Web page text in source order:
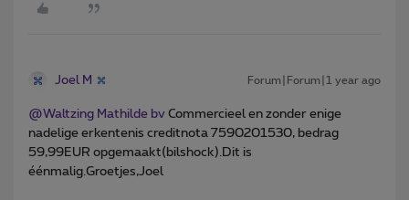
Joel M Forum|Forum|1 year ago
@Waltzing Mathilde bv Commercieel en zonder enige
nadelige erkentenis creditnota 7590201530, bedrag
59,99EUR opgemaakt(bilshock).Dit is
éénmalig.Groetjes,Joel